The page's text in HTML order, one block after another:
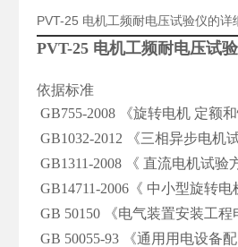
PVT-25 电机工频耐电压试验仪的详
PVT-25 电机工频耐电压试
依据标准
GB755-2008 《旋转电机 定额
GB1032-2012 《三相异步电机
GB1311-2008 《 直流电机试验
GB14711-2006《 中小型旋转
GB 50150 《电气装置安装工
GB 50055-93 《通用用电设备